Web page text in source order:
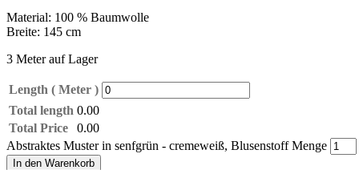
Material: 100 % Baumwolle
Breite: 145 cm
3 Meter auf Lager
Length ( Meter )
Total length 0.00
Total Price
0.00
Abstraktes Muster in senfgrün - cremeweiß, Blusenstoff Menge
In den Warenkorb